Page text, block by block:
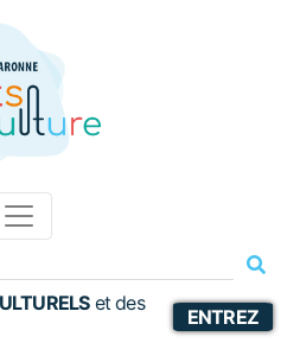
etdes
ENTREZ